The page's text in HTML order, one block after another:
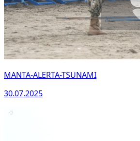
MANTA-ALERTA-TSUNAMI
30.07.2025